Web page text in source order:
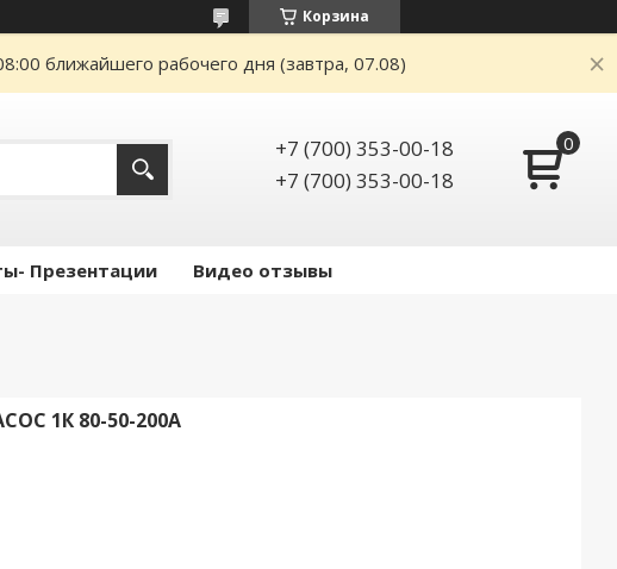
Корзина
ближайшего рабочего дня (завтра, 07.08)
+7 (700) 353-00-18
+7 (700) 353-00-18
Презентации Видео отзывы
1К 80-50-200А